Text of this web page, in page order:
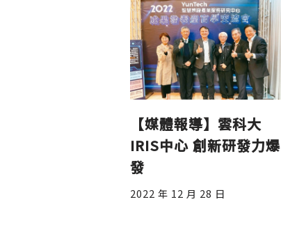
【媒體報導】雲科大
IRIS中心 創新研發力爆
發
2022 年 12 月 28 日